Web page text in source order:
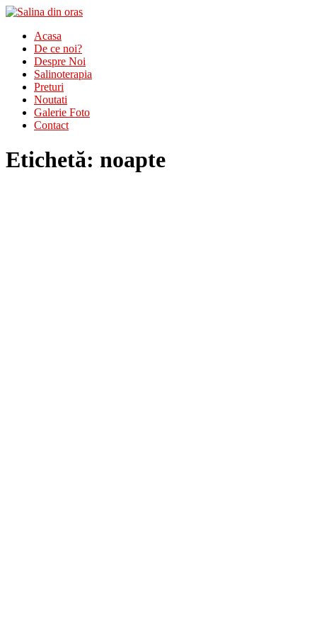
Acasa
De ce noi?
Despre Noi
Salinoterapia
Preturi
Noutati
Galerie Foto
Contact
Etichetă: noapte